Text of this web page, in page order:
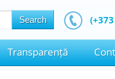
Transparență